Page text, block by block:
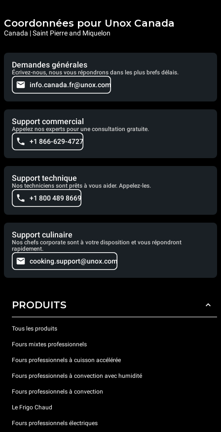
Coordonnées pour Unox Canada
Canada | Saint Pierre and Miquelon
Demandes générales
Écrivez-nous, nous vous répondrons dans les plus brefs délais.
info.canada.fr@unox.com
Support commercial
Appelez nos experts pour une consultation gratuite.
+1 866-629-4727
Support technique
Nos techniciens sont prêts à vous aider. Appelez-les.
+1 800 489 8669
Support culinaire
Nos chefs corporate sont à votre disposition et vous répondront
rapidement.
cooking.support@unox.com
PRODUITS
Tous les produits
Fours mixtes professionnels
Fours professionnels à cuisson accélérée
Fours professionnels à convection avec humidité
Fours professionnels à convection
Le Frigo Chaud
Fours professionnels électriques